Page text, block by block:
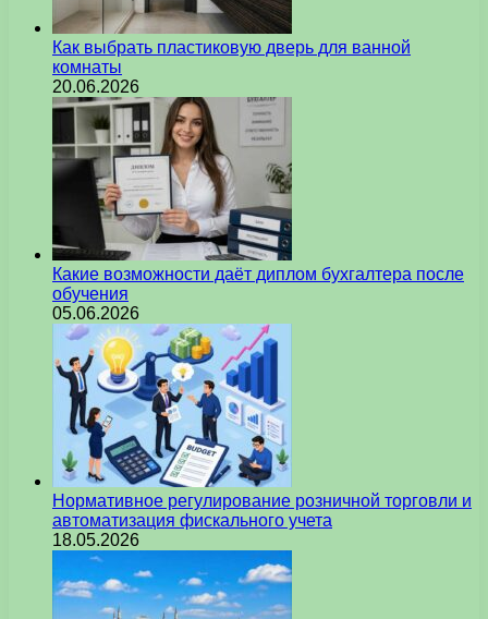
Как выбрать пластиковую дверь для ванной
комнаты
20.06.2026
Какие возможности даёт диплом бухгалтера после
обучения
05.06.2026
Нормативное регулирование розничной торговли и
автоматизация фискального учета
18.05.2026